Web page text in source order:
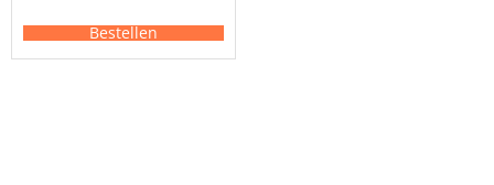
Bestellen